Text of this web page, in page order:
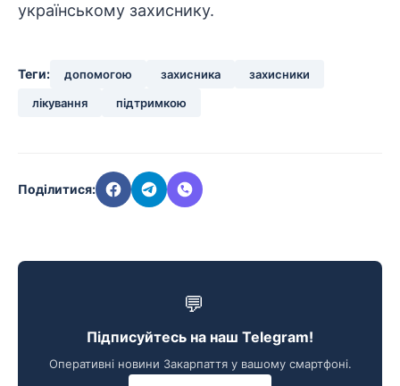
українському захиснику.
Теги: допомогою захисника
захисники
лікування
підтримкою
Поділитися:
💬
Підписуйтесь на наш Telegram!
Оперативні новини Закарпаття у вашому смартфоні.